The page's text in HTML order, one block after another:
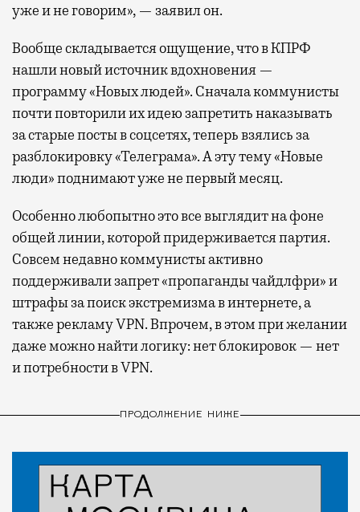
уже и не говорим», — заявил он.
Вообще складывается ощущение, что в КПРФ
нашли новый источник вдохновения —
программу «Новых людей». Сначала коммунисты
почти повторили их идею запретить наказывать
за старые посты в соцсетях, теперь взялись за
разблокировку «Телеграма». А эту тему «Новые
люди» поднимают уже не первый месяц.
Особенно любопытно это все выглядит на фоне
общей линии, которой придерживается партия.
Совсем недавно коммунисты активно
поддерживали запрет «пропаганды чайдлфри» и
штрафы за поиск экстремизма в интернете, а
также рекламу VPN. Впрочем, в этом при желании
даже можно найти логику: нет блокировок — нет
и потребности в VPN.
ПРОДОЛЖЕНИЕ НИЖЕ